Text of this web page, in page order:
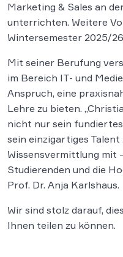
Marketing & Sales an
unterrichten. Weitere
Wintersemester 2025/
Mit seiner Berufung
im Bereich IT- und
Anspruch, eine
Lehre zu bieten.
nicht nur sein
sein einzigartiges
Wissensvermittlung mit
Studierenden und die
Prof. Dr. Anja Karlshaus.
Wir sind stolz darauf,
Ihnen teilen zu können.